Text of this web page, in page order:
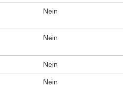
Nein
Nein
Nein
Nein